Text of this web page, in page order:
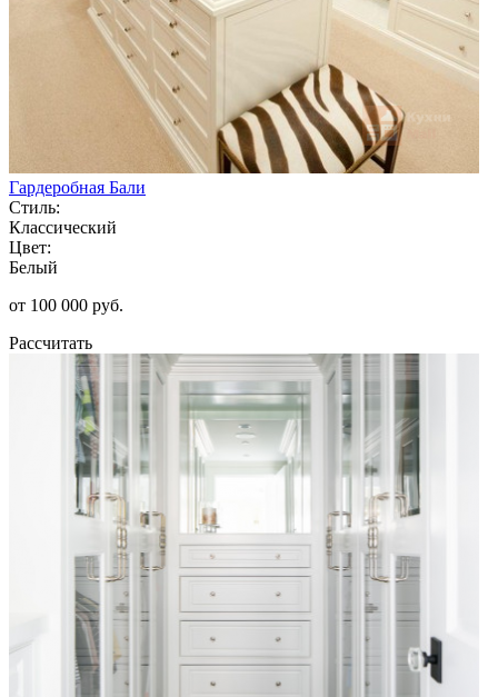
Гардеробная Бали
Стиль:
Классический
Цвет:
Белый
от 100 000 руб.
Рассчитать